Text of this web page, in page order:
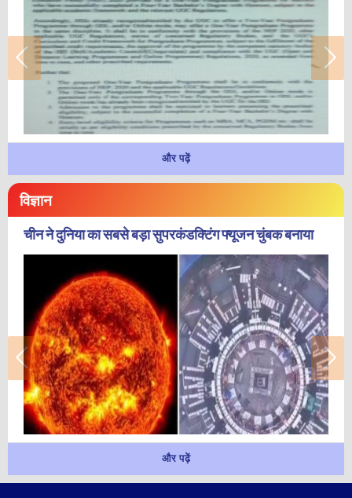
और पढ़ें
विज्ञान
चीन ने दुनिया का सबसे बड़ा सुपरकंडक्टिंग फ्यूजन चुंबक बनाया
और पढ़ें